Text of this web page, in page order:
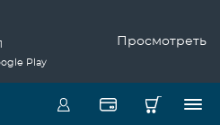
Play
Просмотреть